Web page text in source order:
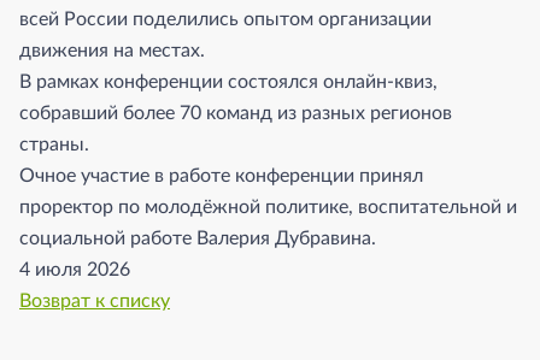
всей России поделились опытом организации
движения на местах.
В рамках конференции состоялся онлайн-квиз,
собравший более 70 команд из разных регионов
страны.
Очное участие в работе конференции принял
проректор по молодёжной политике, воспитательной и
социальной работе Валерия Дубравина.
4 июля 2026
Возврат к списку